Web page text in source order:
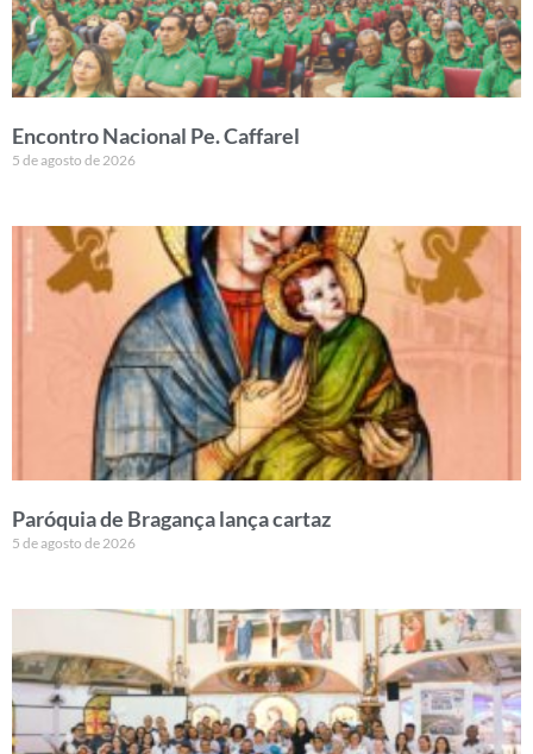
Encontro Nacional Pe. Caffarel
5 de agosto de 2026
Paróquia de Bragança lança cartaz
5 de agosto de 2026